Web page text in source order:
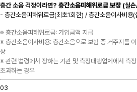
층간 소음 걱정이라면? 층간소음피해위로금 보장(실손
- 층간소음피해위로금(최초1회한) / 층간소음이사비용(
※ 층간소음피해위로금: 가입금액 지급
※ 층간소음이사비용: 층간소음으로 보험 중 거주지를
상
※ 관련 법령에서 정하는 기관 및 측정대행업체에서 측
초과하는 경우
03